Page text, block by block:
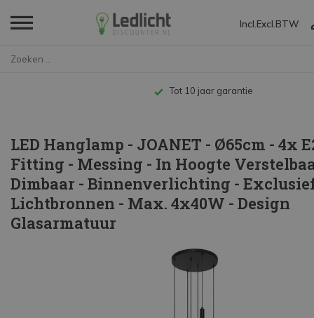
Incl. Excl. BTW
Tot 10 jaar garantie
LED Hanglamp - JOANET - Ø65cm - 4x
Fitting - Messing - In Hoogte
Dimbaar - Binnenverlichting -
Lichtbronnen - Max. 4x40W - Design
Glasarmatuur